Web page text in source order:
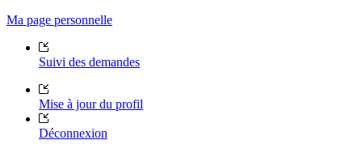
Ma page personnelle
Suivi des demandes
Mise à jour du profil
Déconnexion